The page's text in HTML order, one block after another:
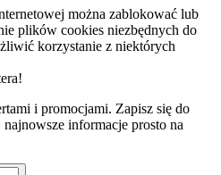
można zablokować lub
plików cookies niezbędnych do
korzystanie z niektórych
i promocjami. Zapisz się do
informacje prosto na